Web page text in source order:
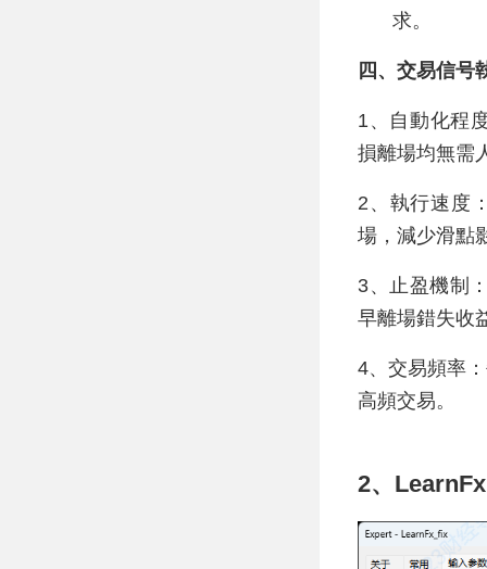
求。
四、交易信号
1、自動化程
損離場均無需
2、執行速度
場，減少滑點
3、止盈機制
早離場錯失收
4、交易頻率
高頻交易。
2、LearnFx